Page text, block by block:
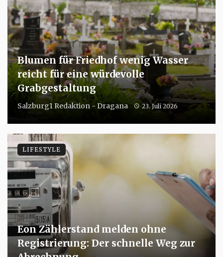
Blumen für Friedhof wenig Wasser
reicht für eine würdevolle
Grabgestaltung
Salzburg1 Redaktion - Dragana 23. Juli 2026
Eon Zählerstand melden ohne
Registrierung: Der schnelle Weg zur
LIFESTYLE